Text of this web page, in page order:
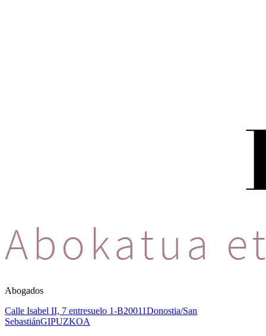
Abogados
Calle Isabel II, 7 entresuelo 1-B20011Donostia/San
SebastiánGIPUZKOA